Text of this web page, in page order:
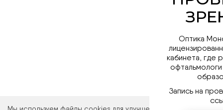
Оптика
кабинета, где
Запись на